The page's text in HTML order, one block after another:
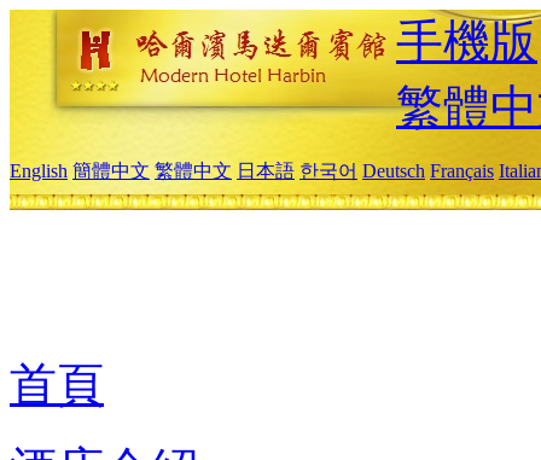
手機版
繁體
English 簡體中文 繁體中文 日本語 한국어 Deutsch Français
首頁